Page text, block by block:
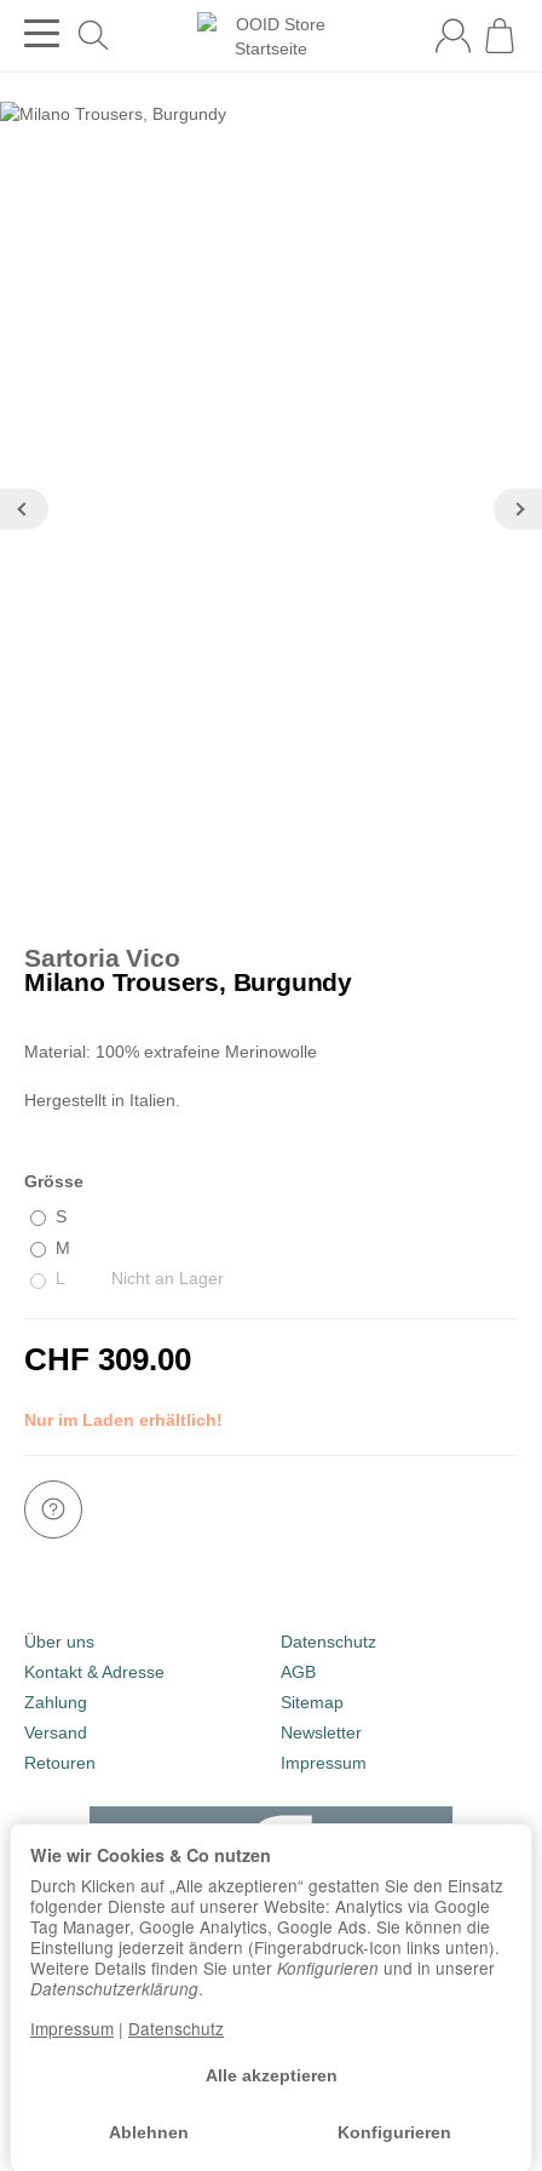
Sartoria Vico
Milano Trousers, Burgundy
Material: 100% extrafeine Merinowolle
Hergestellt in Italien.
Grösse
S
M
L
Nicht an Lager
CHF 309.00
Nur im Laden erhältlich!
Über uns
Kontakt & Adresse
Zahlung
Versand
Retouren
Datenschutz
AGB
Sitemap
Newsletter
Impressum
Alle akzeptieren
Ablehnen Konfigurieren
Wie wir Cookies & Co nutzen
Durch Klicken auf „Alle akzeptieren“ gestatten Sie den Einsatz
folgender Dienste auf unserer Website: Analytics via Google
Tag Manager, Google Analytics, Google Ads. Sie können die
Einstellung jederzeit ändern (Fingerabdruck-Icon links unten).
Weitere Details finden Sie unter Konfigurieren und in unserer
Datenschutzerklärung.
Impressum | Datenschutz